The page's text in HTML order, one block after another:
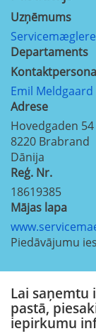
Uzņēmums
Departaments
Kontaktpersona
Emil Meldgaard
Adrese
Hovedgaden 54
8220 Brabrand
Dānija
Reģ. Nr.
18619385
Mājas lapa
Piedāvājumu
Lai
pastā,
iepirkumu